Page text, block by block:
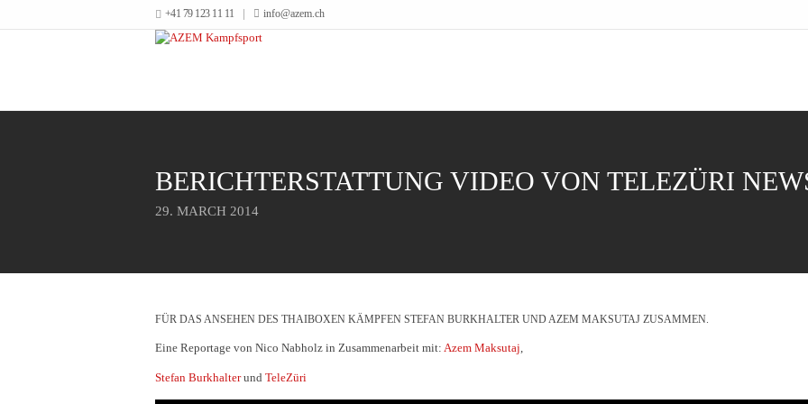
+41 79 123 11 11 info@azem.ch
BERICHTERSTATTUNG VIDEO VON TELEZÜRI
29. MARCH 2014
FÜR DAS ANSEHEN DES THAIBOXEN KÄMPFEN STEFAN BURKHALTER UND AZEM MAKSUTAJ ZUSAMMEN.
Eine Reportage von Nico Nabholz in Zusammenarbeit mit: Azem Maksutaj,
Stefan Burkhalterund TeleZüri